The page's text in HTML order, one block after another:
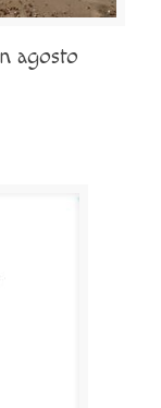
agosto